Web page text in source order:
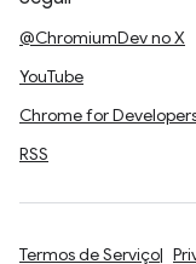
@ChromiumDev no X
YouTube
Chrome for
RSS
Termos de Serviço